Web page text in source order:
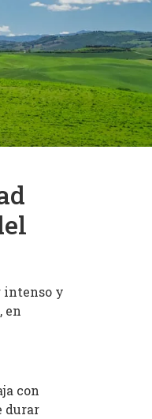
intenso y
en
con
durar